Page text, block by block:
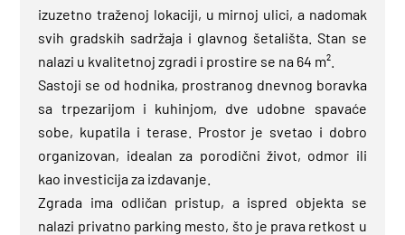
izuzetno traženoj lokaciji, u mirnoj ulici, a nadomak
svih gradskih sadržaja i glavnog šetališta. Stan se
nalazi u kvalitetnoj zgradi i prostire se na 64 m².
Sastoji se od hodnika, prostranog dnevnog boravka
sa trpezarijom i kuhinjom, dve udobne spavaće
sobe, kupatila i terase. Prostor je svetao i dobro
organizovan, idealan za porodični život, odmor ili
kao investicija za izdavanje.
Zgrada ima odličan pristup, a ispred objekta se
nalazi privatno parking mesto, što je prava retkost u